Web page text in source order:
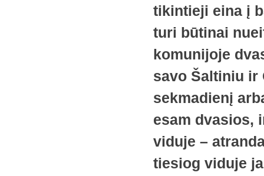
tikintieji eina į
turi būtinai
komunijoje
savo Šaltiniu ir
sekmadienį
esam dvasios,
viduje –
tiesiog viduje